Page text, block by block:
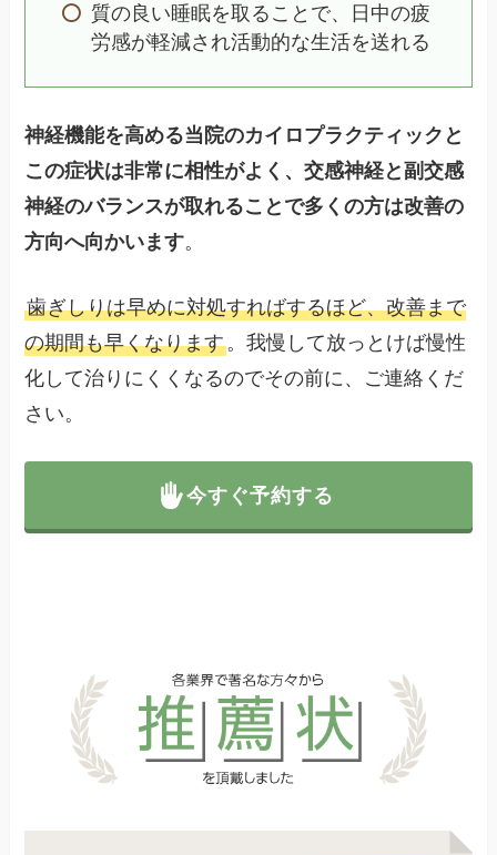
質の良い睡眠を取ることで、日中の疲
労感が軽減され活動的な生活を送れる
神経機能を高める当院のカイロプラクティックと
この症状は非常に相性がよく、交感神経と副交感
神経のバランスが取れることで多くの方は改善の
方向へ向かいます。
歯ぎしりは早めに対処すればするほど、改善まで
の期間も早くなります。我慢して放っとけば慢性
化して治りにくくなるのでその前に、ご連絡くだ
さい。
今すぐ予約する